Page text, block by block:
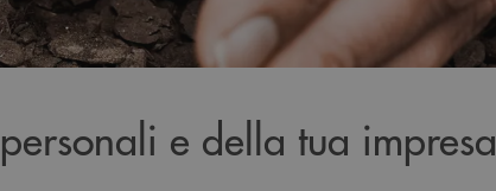
e della tua impresa